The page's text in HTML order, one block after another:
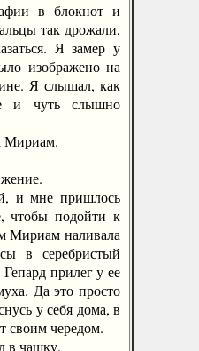
в блокнот и
так дрожали,
Я замер у
изображено на
Я слышал, как
и чуть слышно
мне пришлось
чтобы подойти к
Мириам наливала
в серебристый
прилег у ее
Да это просто
у себя дома, в
своим чередом.
в чашку.